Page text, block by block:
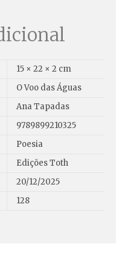
15 × 22 × 2 cm
O Voo das Águas
Ana Tapadas
9789899210325
Poesia
Edições Toth
20/12/2025
128